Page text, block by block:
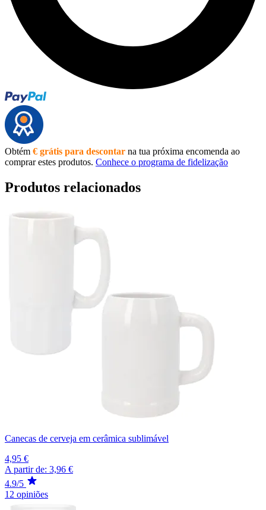
Obtém € grátis para descontar na tua próxima encomenda ao
comprar estes produtos. Conhece o programa de fidelização
Produtos relacionados
Canecas de cerveja em cerâmica sublimável
4,95 €
A partir de: 3,96 €
4.9/5
12 opiniões